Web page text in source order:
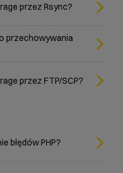
przez Rsync?
przechowywania
przez FTP/SCP?
błędów PHP?